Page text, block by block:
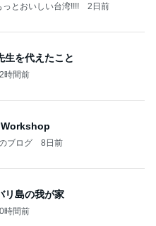
っとおいしい台湾!!!! 2日前
生を代えたこと
時間前
ブログ 8日前
リ島の我が家
時間前